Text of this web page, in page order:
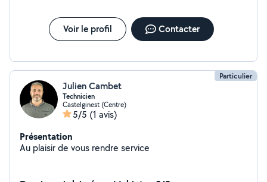
Voir le profil Contacter
Particulier
Julien Cambet
Technicien
Castelginest (Centre)
5/5 (1 avis)
Présentation
Au plaisir de vous rendre service